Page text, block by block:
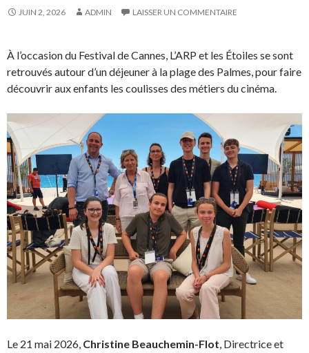
JUIN 2, 2026 ADMIN LAISSER UN COMMENTAIRE
À l’occasion du Festival de Cannes, L’ARP et les Étoiles se sont
retrouvés autour d’un déjeuner à la plage des Palmes, pour faire
découvrir aux enfants les coulisses des métiers du cinéma.
Le 21 mai 2026, Christine Beauchemin-Flot, Directrice et